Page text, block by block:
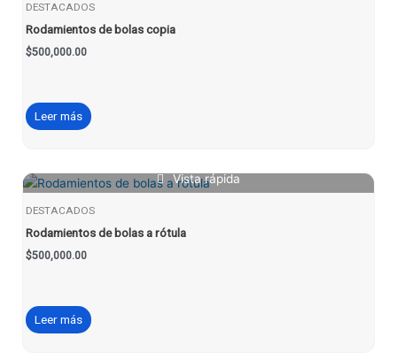
DESTACADOS
Rodamientos de bolas copia
$500,000.00
Leer más
Vista rápida
DESTACADOS
Rodamientos de bolas a rótula
$500,000.00
Leer más